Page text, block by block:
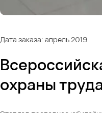
Дата заказа: апрель 2019
охраны